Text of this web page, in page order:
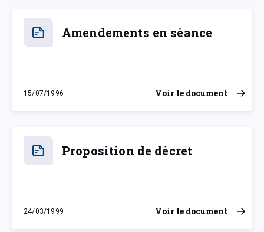
Amendements en séance
15/07/1996
lundi 15 juillet 1996
Voir le document
Proposition de décret
24/03/1999
mercredi 24 mars 1999
Voir le document